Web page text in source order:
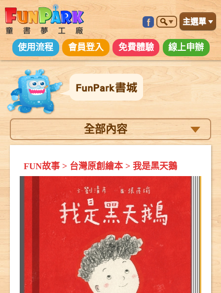
主選單
線上申辦
免費體驗
會員登入
使用流程
全部內容
FUN故事> 台灣原創繪本> 我是黑天鵝